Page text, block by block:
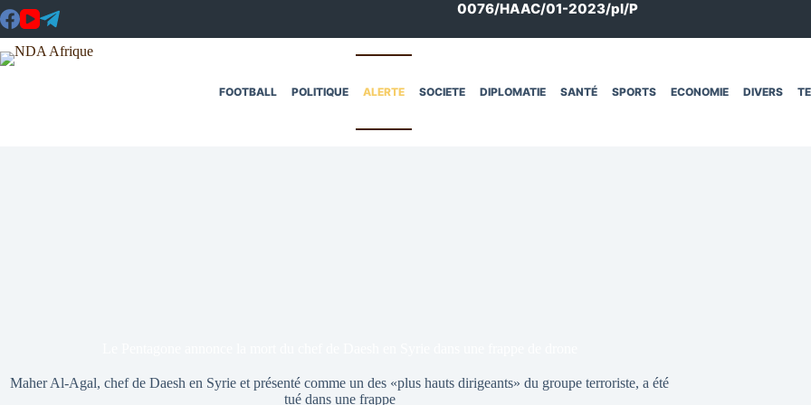
Passer
au
contenu
0076/HAAC/01-2023/pl/P
FOOTBALL POLITIQUE ALERTE SOCIETE DIPLOMATIE SANTÉ SPORTS ECONOMIE DIVERS
Maher Al-Agal, chef de Daesh en Syrie et présenté comme un des «plus hauts dirigeants» du groupe terroriste, a été
tué dans une frappe